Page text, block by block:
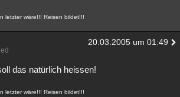
letzter wäre!!! Reisen bildet!!!
20.03.2005 um 01:49
das natürlich heissen!
letzter wäre!!! Reisen bildet!!!